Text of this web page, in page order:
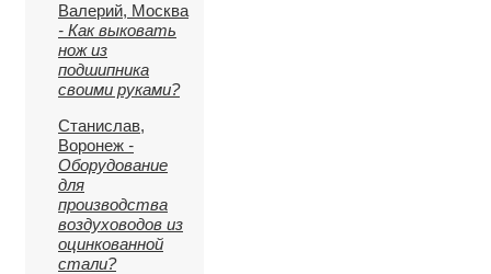
Валерий, Москва
- Как выковать
нож из
подшипника
своими руками?
Станислав,
Воронеж -
Оборудование
для
производства
воздуховодов из
оцинкованной
стали?